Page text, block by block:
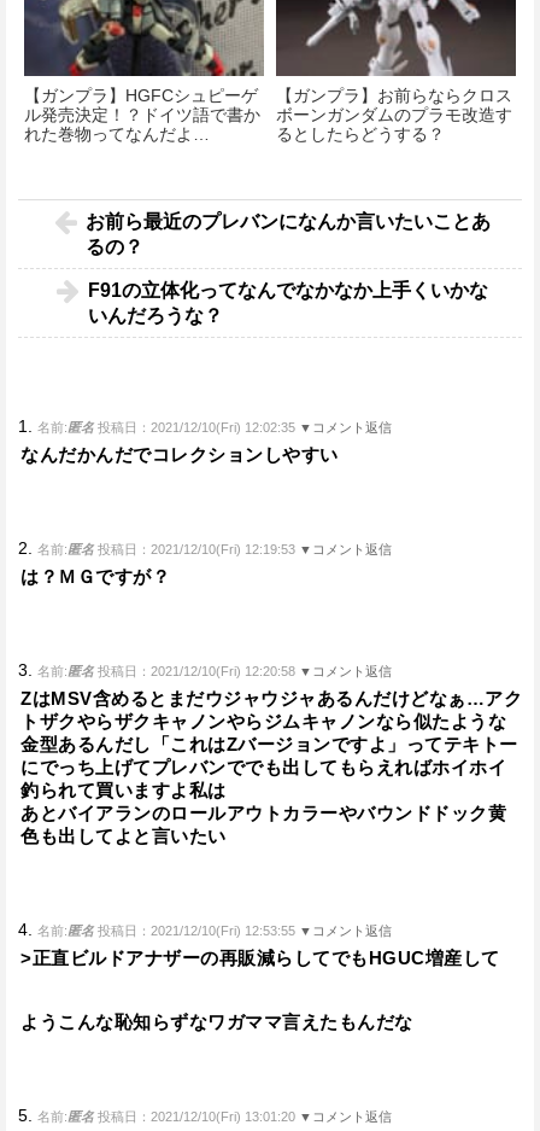
【ガンプラ】HGFCシュピーゲ
ル発売決定！？ドイツ語で書か
れた巻物ってなんだよ…
【ガンプラ】お前らならクロス
ボーンガンダムのプラモ改造す
るとしたらどうする？
お前ら最近のプレバンになんか言いたいことあ
るの？
F91の立体化ってなんでなかなか上手くいかな
いんだろうな？
1. 名前:匿名 投稿日：2021/12/10(Fri) 12:02:35 ▼コメント返信
なんだかんだでコレクションしやすい
2. 名前:匿名 投稿日：2021/12/10(Fri) 12:19:53 ▼コメント返信
は？ＭＧですが？
3. 名前:匿名 投稿日：2021/12/10(Fri) 12:20:58 ▼コメント返信
ZはMSV含めるとまだウジャウジャあるんだけどなぁ…アク
トザクやらザクキャノンやらジムキャノンなら似たような
金型あるんだし「これはZバージョンですよ」ってテキトー
にでっち上げてプレバンででも出してもらえればホイホイ
釣られて買いますよ私は
あとバイアランのロールアウトカラーやバウンドドック黄
色も出してよと言いたい
4. 名前:匿名 投稿日：2021/12/10(Fri) 12:53:55 ▼コメント返信
>正直ビルドアナザーの再販減らしてでもHGUC増産して
ようこんな恥知らずなワガママ言えたもんだな
5. 名前:匿名 投稿日：2021/12/10(Fri) 13:01:20 ▼コメント返信